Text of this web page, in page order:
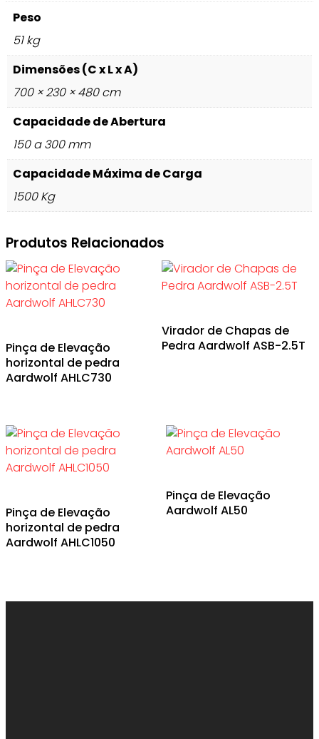
Peso
51 kg
Dimensões (C x L x A)
700 × 230 × 480 cm
Capacidade de Abertura
150 a 300 mm
Capacidade Máxima de Carga
1500 Kg
Produtos Relacionados
Pinça de Elevação
horizontal de pedra
Aardwolf AHLC730
Virador de Chapas de
Pedra Aardwolf ASB-2.5T
Pinça de Elevação
horizontal de pedra
Aardwolf AHLC1050
Pinça de Elevação
Aardwolf AL50